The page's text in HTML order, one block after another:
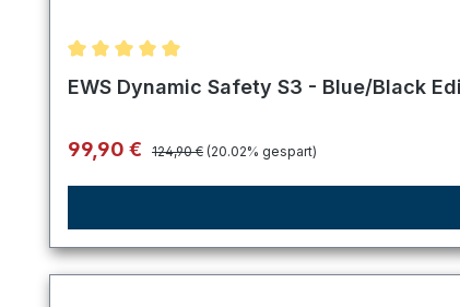
Durchschnittliche Bewertung von 5 von 5
EWS Dynamic Safety S3 - Blue/Black
Verkaufspreis:
99,90 € Regulärer Preis:
124,90 € (20.02% gespart)